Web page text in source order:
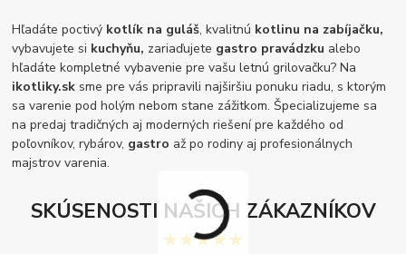
Hľadáte poctivý kotlík na guláš, kvalitnú kotlinu na zabíjačku,
vybavujete si kuchyňu, zariaďujete gastro pravádzku alebo
hľadáte kompletné vybavenie pre vašu letnú grilovačku? Na
ikotliky.sk sme pre vás pripravili najširšiu ponuku riadu, s ktorým
sa varenie pod holým nebom stane zážitkom. Špecializujeme sa
na predaj tradičných aj moderných riešení pre každého od
poľovníkov, rybárov, gastro až po rodiny aj profesionálnych
majstrov varenia.
SKÚSENOSTI NAŠICH ZÁKAZNÍKOV
★★★★★